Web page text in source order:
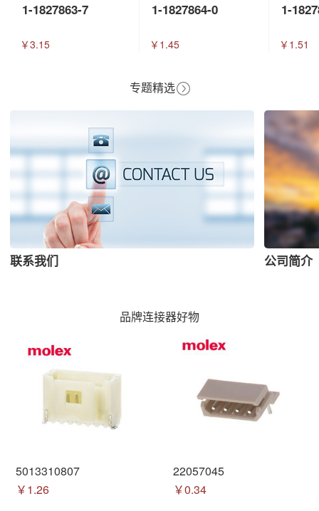
1-1827863-7
￥3.15
1-1827864-0
￥1.45
1-
￥1.51
专题精选
联系我们 公司简介
品牌连接器好物
5013310807
￥1.26
22057045
￥0.34